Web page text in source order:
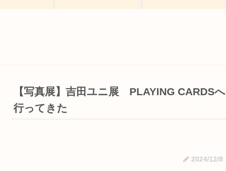
【写真展】吉田ユニ展 PLAYING CARDSへ
行ってきた
2024/12/8